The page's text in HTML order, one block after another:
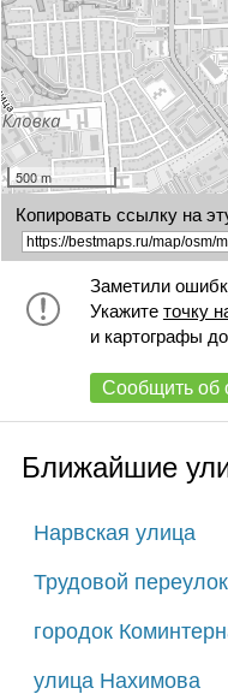
75А
75
79А
81
500 m
Копировать ссылку на
Заметили
Укажите точку
и картографы
Сообщить об
Ближайшие
Нарвская улица
Трудовой переулок
городок
улица Нахимова